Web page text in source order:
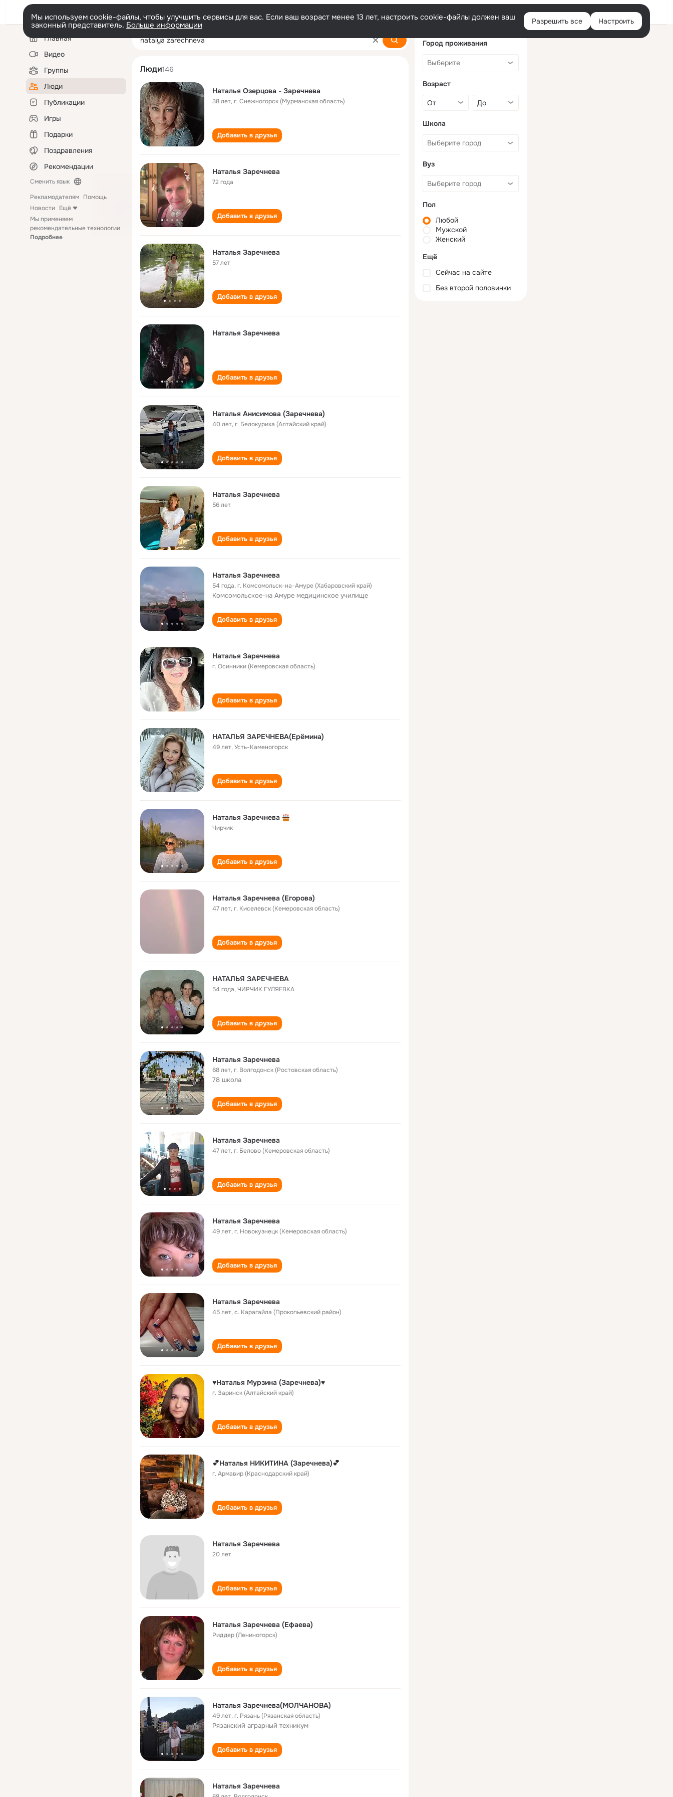
Войти
Мы используем cookie-файлы, чтобы улучшить сервисы для вас. Если ваш возраст менее 13 лет, настроить cookie-файлы должен ваш
законный представитель. Больше информации Разрешить все Настроить
Левая
колонкаГлавная
Видео
Группы
Люди
Публикации
Игры
Подарки
Поздравления
Рекомендации
Сменить язык
Рекламодателям Помощь
Новости Ещё
Мы применяем
рекомендательные технологии
Подробнее
natalya zarechneva
Люди146
Наталья Озерцова - Заречнева
38 лет,г. Снежногорск (Мурманская область)
Добавить в друзья
Наталья Заречнева
72 года
Добавить в друзья
Наталья Заречнева
57 лет
Добавить в друзья
Наталья Заречнева
Добавить в друзья
Наталья Анисимова (Заречнева)
40 лет,г. Белокуриха (Алтайский край)
Добавить в друзья
Наталья Заречнева
56 лет
Добавить в друзья
Наталья Заречнева
54 года,г. Комсомольск-на-Амуре (Хабаровский край)
Комсомольское-на Амуре медицинское училище
Добавить в друзья
Наталья Заречнева
г. Осинники (Кемеровская область)
Добавить в друзья
НАТАЛЬЯ ЗАРЕЧНЕВА(Ерёмина)
49 лет,Усть-Каменогорск
Добавить в друзья
Наталья Заречнева
Чирчик
Добавить в друзья
Наталья Заречнева (Егорова)
47 лет,г. Киселевск (Кемеровская область)
Добавить в друзья
НАТАЛЬЯ ЗАРЕЧНЕВА
54 года,ЧИРЧИК ГУЛЯЕВКА
Добавить в друзья
Наталья Заречнева
68 лет,г. Волгодонск (Ростовская область)
78 школа
Добавить в друзья
Наталья Заречнева
47 лет,г. Белово (Кемеровская область)
Добавить в друзья
Наталья Заречнева
49 лет,г. Новокузнецк (Кемеровская область)
Добавить в друзья
Наталья Заречнева
45 лет,с. Карагайла (Прокопьевский район)
Добавить в друзья
♥Наталья Мурзина (Заречнева)♥
г. Заринск (Алтайский край)
Добавить в друзья
💕Наталья НИКИТИНА (Заречнева)💕
г. Армавир (Краснодарский край)
Добавить в друзья
Наталья Заречнева
20 лет
Добавить в друзья
Наталья Заречнева (Ефаева)
Риддер (Лениногорск)
Добавить в друзья
Наталья Заречнева(МОЛЧАНОВА)
49 лет,г. Рязань (Рязанская область)
Рязанский аграрный техникум
Добавить в друзья
Наталья Заречнева
Город проживания
Возраст
Школа
Вуз
Пол
Любой
Мужской
Женский
Ещё
Сейчас на сайте
Без второй половинки